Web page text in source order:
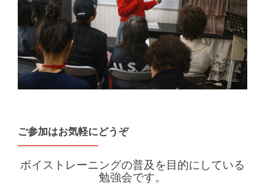
ご参加はお気軽にどうぞ
ボイストレーニングの普及を目的にしている
勉強会です。